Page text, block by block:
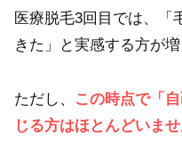
医療脱毛3回目では、「
きた」と実感する方が
ただし、
この時点で「
じる方はほとんどいま